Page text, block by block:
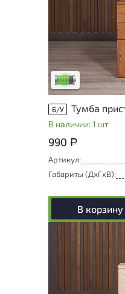
У товара
следы
удобство его
Низкая степень
Б/У
В наличии: 1 шт
990 Р
Артикул:
Габариты (ДxГxВ):
В корзину
Степень износа